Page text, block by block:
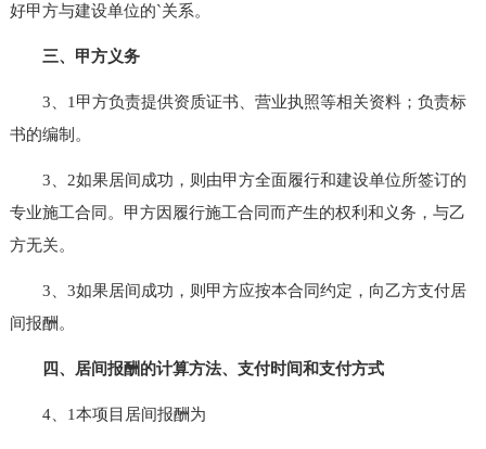
好甲方与建设单位的`关系。
三、甲方义务
3、1甲方负责提供资质证书、营业执照等相关资料；负责标
书的编制。
3、2如果居间成功，则由甲方全面履行和建设单位所签订的
专业施工合同。甲方因履行施工合同而产生的权利和义务，与乙
方无关。
3、3如果居间成功，则甲方应按本合同约定，向乙方支付居
间报酬。
四、居间报酬的计算方法、支付时间和支付方式
4、1本项目居间报酬为